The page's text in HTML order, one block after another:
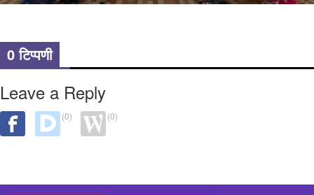
0 टिप्पणी
Leave a Reply
(0) (0)